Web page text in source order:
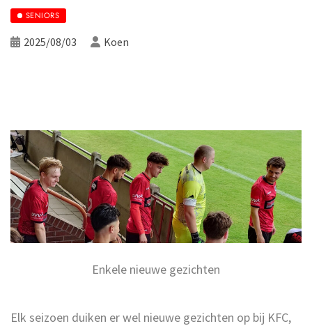
SENIORS
2025/08/03 Koen
Enkele nieuwe gezichten
Elk seizoen duiken er wel nieuwe gezichten op bij KFC,